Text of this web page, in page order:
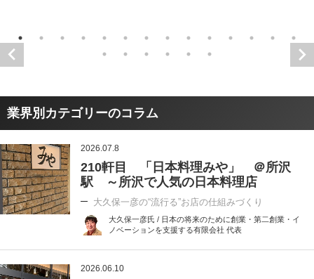
業界別カテゴリーのコラム
2026.07.8
210軒目 「日本料理みや」 ＠所沢
駅 ～所沢で人気の日本料理店
大久保一彦の“流行る”お店の仕組みづくり
大久保一彦氏 / 日本の将来のために創業・第二創業・イ
ノベーションを支援する有限会社 代表
2026.06.10